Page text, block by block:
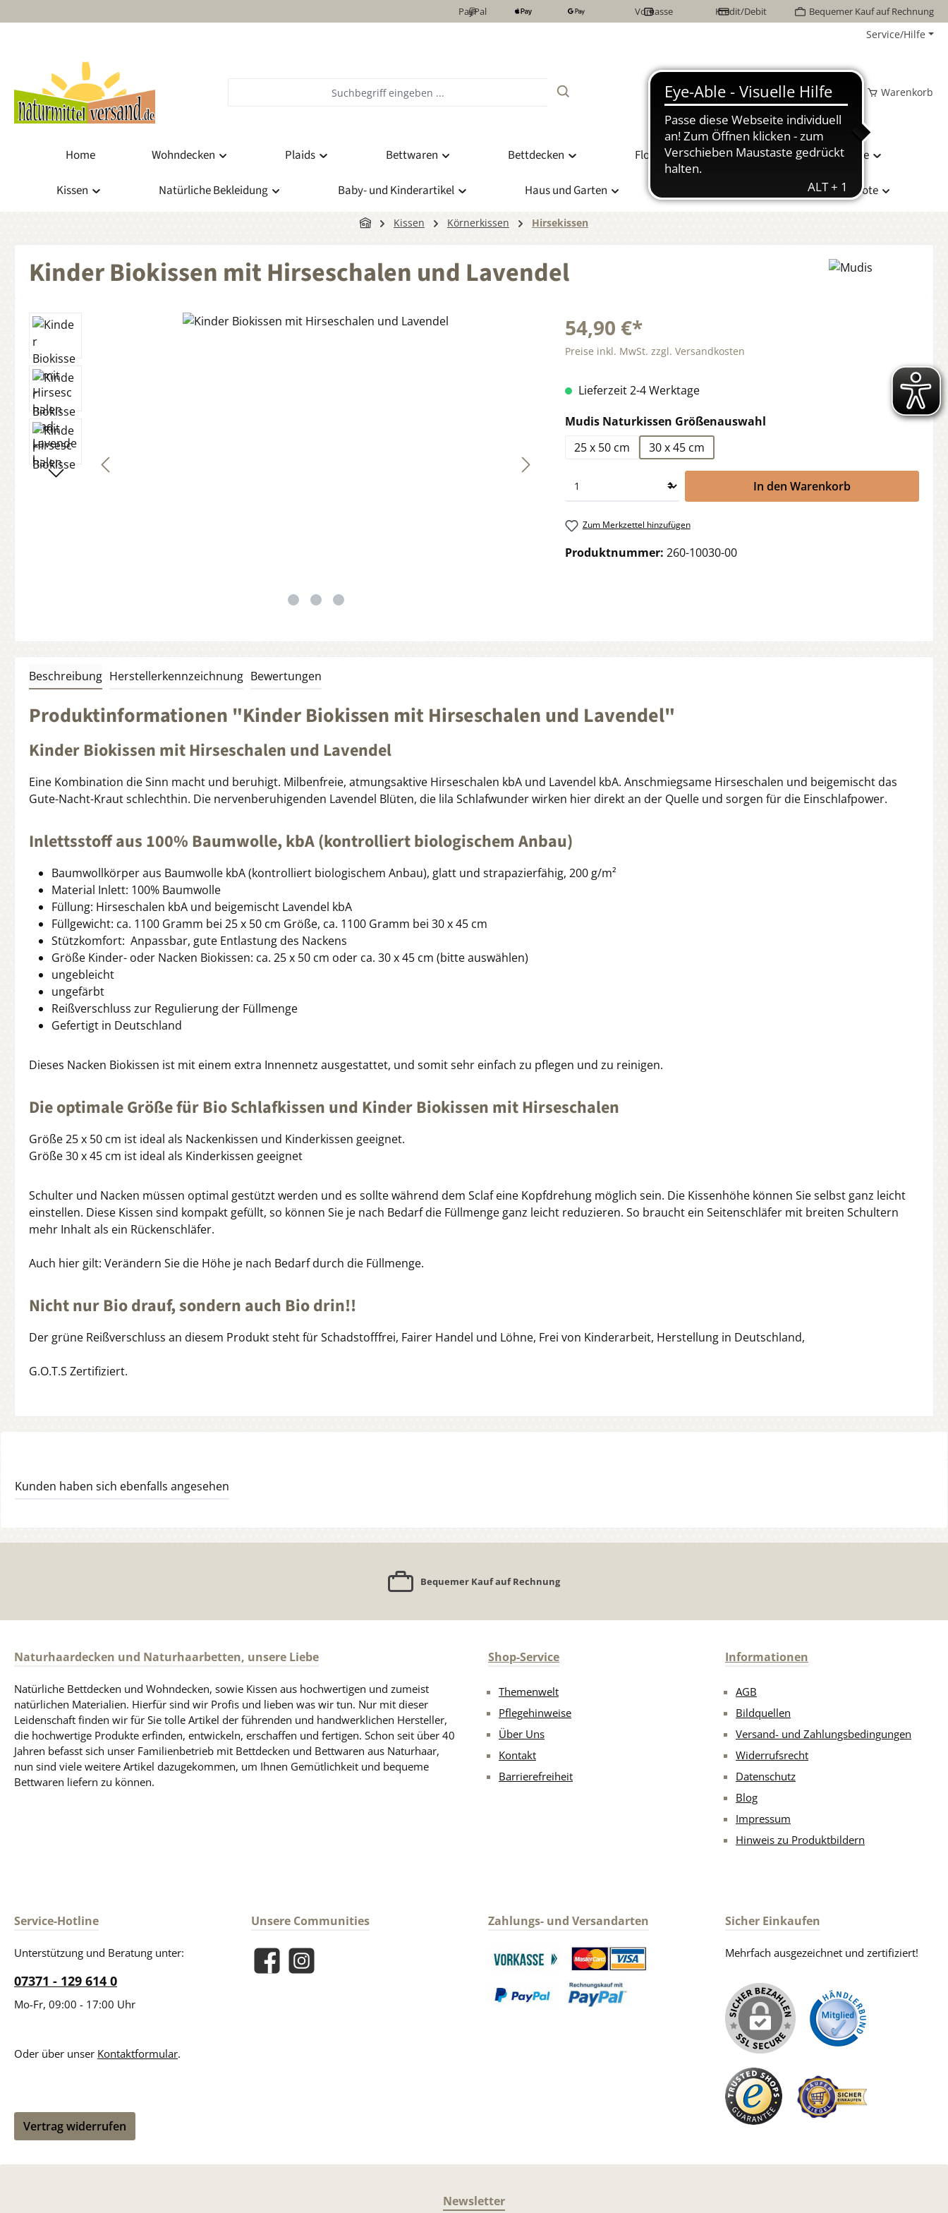
PayPal Vorkasse Kredit/Debit Bequemer Kauf auf Rechnung
Service/Hilfe
Wunschzettel Mein Konto Warenkorb
Home Wohndecken Plaids Bettwaren Bettdecken Flor Naturhaarbetten Bettwäsche
Kissen Natürliche Bekleidung Baby- und Kinderartikel Haus und Garten Sonderangebote
Kissen Körnerkissen Hirsekissen
Kinder Biokissen mit Hirseschalen und Lavendel
Bildergalerie überspringen 54,90 €*
Preise inkl. MwSt. zzgl. Versandkosten
Lieferzeit 2-4 Werktage
Mudis Naturkissen Größenauswahlauswählen
25 x 50 cm
30 x 45 cm
In den Warenkorb
Zum Merkzettel hinzufügen
Produktnummer: 260-10030-00
Beschreibung Herstellerkennzeichnung Bewertungen
Produktinformationen "Kinder Biokissen mit Hirseschalen und Lavendel"
Kinder Biokissen mit Hirseschalen und Lavendel
Eine Kombination die Sinn macht und beruhigt. Milbenfreie, atmungsaktive Hirseschalen kbA und Lavendel kbA. Anschmiegsame Hirseschalen und beigemischt das
Gute-Nacht-Kraut schlechthin. Die nervenberuhigenden Lavendel Blüten, die lila Schlafwunder wirken hier direkt an der Quelle und sorgen für die Einschlafpower.
Inlettsstoff aus 100% Baumwolle, kbA (kontrolliert biologischem Anbau)
Baumwollkörper aus Baumwolle kbA (kontrolliert biologischem Anbau), glatt und strapazierfähig, 200 g/m²
Material Inlett: 100% Baumwolle
Füllung: Hirseschalen kbA und beigemischt Lavendel kbA
Füllgewicht: ca. 1100 Gramm bei 25 x 50 cm Größe, ca. 1100 Gramm bei 30 x 45 cm
Stützkomfort: Anpassbar, gute Entlastung des Nackens
Größe Kinder- oder Nacken Biokissen: ca. 25 x 50 cm oder ca. 30 x 45 cm (bitte auswählen)
ungebleicht
ungefärbt
Reißverschluss zur Regulierung der Füllmenge
Gefertigt in Deutschland
Dieses Nacken Biokissen ist mit einem extra Innennetz ausgestattet, und somit sehr einfach zu pflegen und zu reinigen.
Die optimale Größe für Bio Schlafkissen und Kinder Biokissen mit Hirseschalen
Größe 25 x 50 cm ist ideal als Nackenkissen und Kinderkissen geeignet.
Größe 30 x 45 cm ist ideal als Kinderkissen geeignet
Schulter und Nacken müssen optimal gestützt werden und es sollte während dem Sclaf eine Kopfdrehung möglich sein. Die Kissenhöhe können Sie selbst ganz leicht
einstellen. Diese Kissen sind kompakt gefüllt, so können Sie je nach Bedarf die Füllmenge ganz leicht reduzieren. So braucht ein Seitenschläfer mit breiten Schultern
mehr Inhalt als ein Rückenschläfer.
Auch hier gilt: Verändern Sie die Höhe je nach Bedarf durch die Füllmenge.
Nicht nur Bio drauf, sondern auch Bio drin!!
Der grüne Reißverschluss an diesem Produkt steht für Schadstofffrei, Fairer Handel und Löhne, Frei von Kinderarbeit, Herstellung in Deutschland,
G.O.T.S Zertifiziert.
Kunden haben sich ebenfalls angesehen
Bequemer Kauf auf Rechnung
Naturhaardecken und Naturhaarbetten, unsere Liebe
Natürliche Bettdecken und Wohndecken, sowie Kissen aus hochwertigen und zumeist
natürlichen Materialien. Hierfür sind wir Profis und lieben was wir tun. Nur mit dieser
Leidenschaft finden wir für Sie tolle Artikel der führenden und handwerklichen Hersteller,
die hochwertige Produkte erfinden, entwickeln, erschaffen und fertigen. Schon seit über 40
Jahren befasst sich unser Familienbetrieb mit Bettdecken und Bettwaren aus Naturhaar,
nun sind viele weitere Artikel dazugekommen, um Ihnen Gemütlichkeit und bequeme
Bettwaren liefern zu können.
Shop-Service
Themenwelt
Pflegehinweise
Über Uns
Kontakt
Barrierefreiheit
Informationen
AGB
Bildquellen
Versand- und Zahlungsbedingungen
Widerrufsrecht
Datenschutz
Blog
Impressum
Hinweis zu Produktbildern
Service-Hotline
Unterstützung und Beratung unter:
07371 - 129 614 0
Mo-Fr, 09:00 - 17:00 Uhr
Oder über unser Kontaktformular.
Vertrag widerrufen
Unsere Communities
FacebookInstagram
Zahlungs- und Versandarten
Benutzerdefiniertes Bild 1Benutzerdefiniertes Bild 2
Sicher Einkaufen
Mehrfach ausgezeichnet und zertifiziert!
Newsletter